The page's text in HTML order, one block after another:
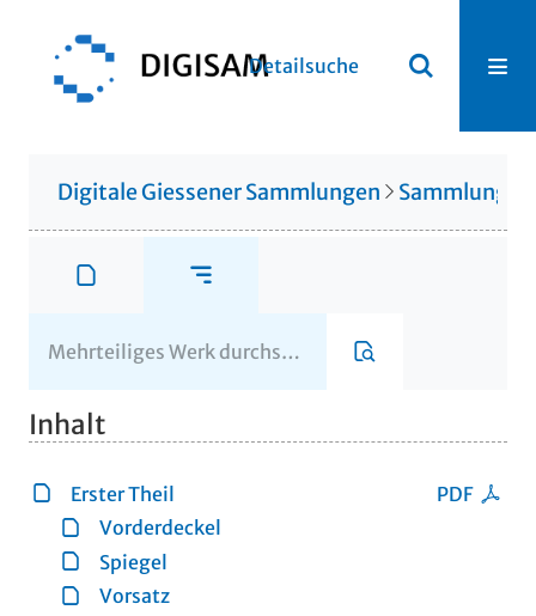
Detailsuche
Digitale Giessener Sammlungen Sammlung
Inhalt
PDF
Erster Theil
Vorderdeckel
Spiegel
Vorsatz